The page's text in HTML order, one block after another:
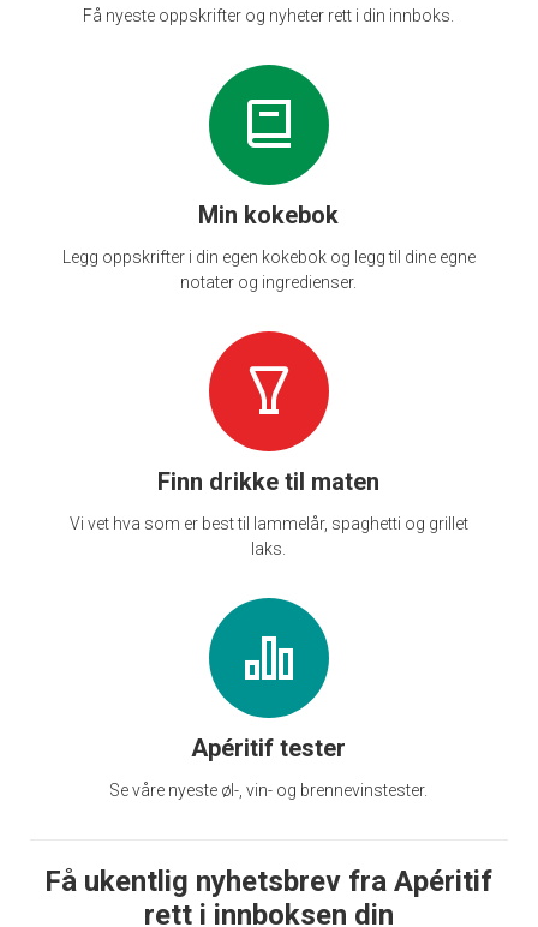
Få nyeste oppskrifter og nyheter rett i din innboks.
Min kokebok
Legg oppskrifter i din egen kokebok og legg til dine egne
notater og ingredienser.
Finn drikke til maten
Vi vet hva som er best til lammelår, spaghetti og grillet
laks.
Apéritif tester
Se våre nyeste øl-, vin- og brennevinstester.
Få ukentlig nyhetsbrev fra Apéritif
rett i innboksen din